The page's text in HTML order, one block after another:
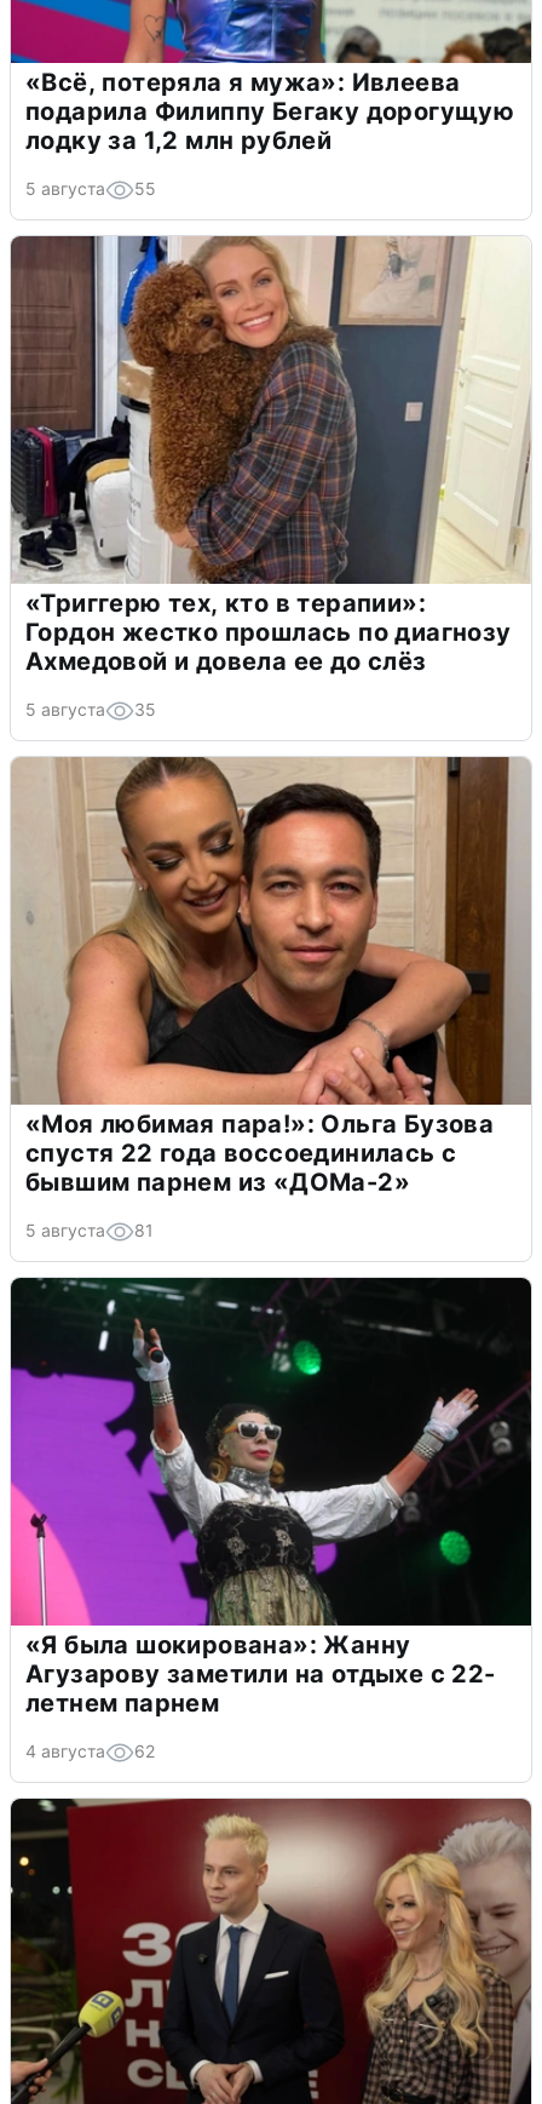
«Всё, потеряла я мужа»: Ивлеева
подарила Филиппу Бегаку дорогущую
лодку за 1,2 млн рублей
5 августа 55
«Триггерю тех, кто в терапии»:
Гордон жестко прошлась по диагнозу
Ахмедовой и довела ее до слёз
5 августа 35
«Моя любимая пара!»: Ольга Бузова
спустя 22 года воссоединилась с
бывшим парнем из «ДОМа-2»
5 августа 81
«Я была шокирована»: Жанну
Агузарову заметили на отдыхе с 22-
летнем парнем
4 августа 62